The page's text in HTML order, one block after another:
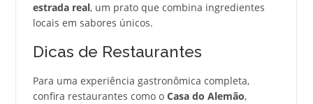
estrada real, um prato que combina ingredientes
locais em sabores únicos.
Dicas de Restaurantes
Para uma experiência gastronômica completa,
confira restaurantes como o Casa do Alemão,